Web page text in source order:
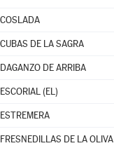
COSLADA
CUBAS DE LA SAGRA
DAGANZO DE ARRIBA
ESCORIAL (EL)
ESTREMERA
FRESNEDILLAS DE LA OLIVA